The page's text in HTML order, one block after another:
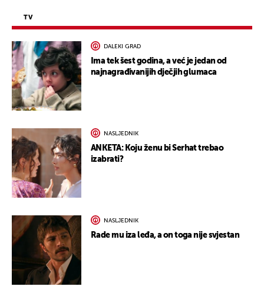
TV
DALEKI GRAD
Ima tek šest godina, a već je jedan od
najnagrađivanijih dječjih glumaca
NASLJEDNIK
ANKETA: Koju ženu bi Serhat trebao
izabrati?
NASLJEDNIK
Rade mu iza leđa, a on toga nije svjestan